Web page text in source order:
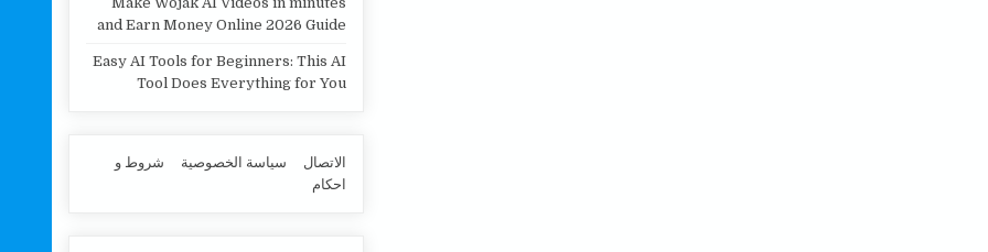
and Earn Money Online 2026 Guide
Easy AI Tools for Beginners: This AI
Tool Does Everything for You
الاتصال سياسة الخصوصية
شروط و
احكام